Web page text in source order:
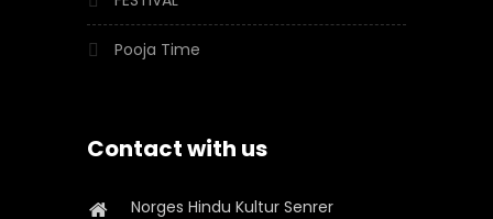
Pooja Time
Contact with us
Norges Hindu Kultur Senrer